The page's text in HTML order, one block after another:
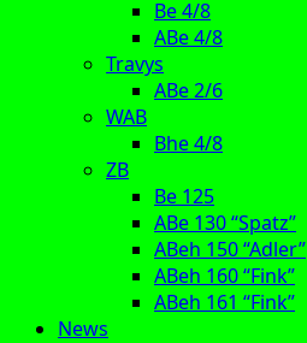
Be 4/8
ABe 4/8
Travys
ABe 2/6
WAB
Bhe 4/8
ZB
Be 125
ABe 130 “Spatz”
ABeh 150 “Adler”
ABeh 160 “Fink”
ABeh 161 “Fink”
News